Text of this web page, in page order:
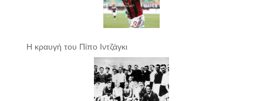
Η κραυγή του Πίπο Ιντζάγκι